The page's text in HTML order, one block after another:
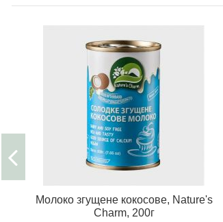
Молоко згущене кокосове, Nature's
Charm, 200г